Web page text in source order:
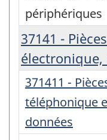
périphériques
37141 -
électronique,
371411 -
téléphonique
données